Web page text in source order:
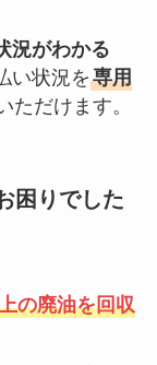
況がわかる
い状況を専用
ただけます。
困りでした
の廃油を回収